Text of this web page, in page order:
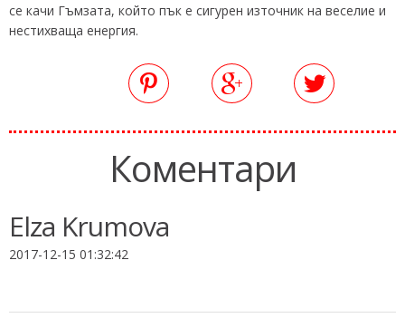
се качи Гъмзата, който пък е сигурен източник на веселие и
нестихваща енергия.
Коментари
Elza Krumova
2017-12-15 01:32:42